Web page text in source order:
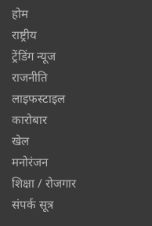
होम
राष्ट्रीय
ट्रेंडिंग न्यूज
राजनीति
लाइफस्टाइल
कारोबार
खेल
मनोरंजन
शिक्षा / रोजगार
संपर्क सूत्र